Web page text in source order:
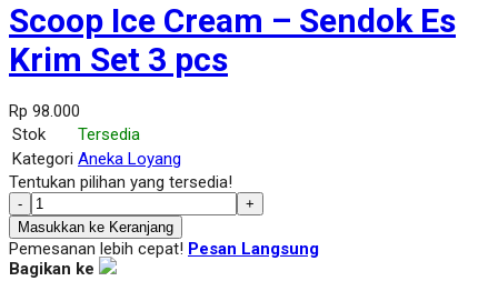
Scoop Ice Cream – Sendok Es
Krim Set 3 pcs
Rp 98.000
Stok
Tersedia
Kategori Aneka Loyang
Tentukan pilihan yang tersedia!
-
+
Masukkan ke Keranjang
Pemesanan lebih cepat! Pesan Langsung
Bagikan ke